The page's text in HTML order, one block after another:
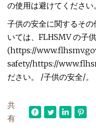
の使用は避けてください。
子供の安全に関するそ
いては、FLHSMV の子
(https://
safety/https://
ださい。 /子供の安全/。
共
有